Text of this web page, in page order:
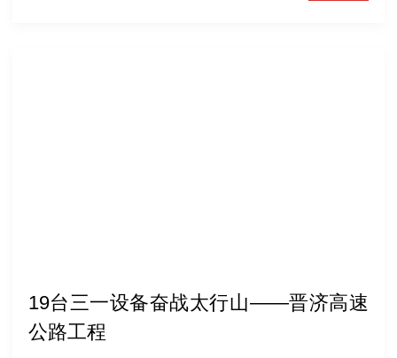
19台三一设备奋战太行山——晋济高速
公路工程